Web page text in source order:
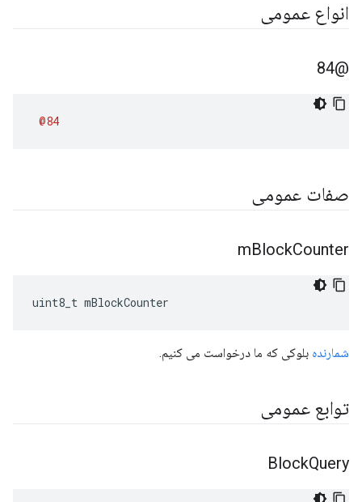
انواع عمومی
@84
@84
صفات عمومی
mBlockCounter
uint8_t mBlockCounter
شمارنده بلوکی که ما درخواست می کنیم.
توابع عمومی
BlockQuery